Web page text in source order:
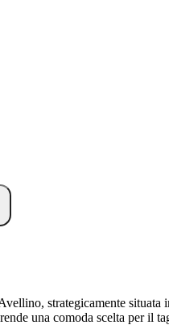
strategicamente
una comoda scelta per il